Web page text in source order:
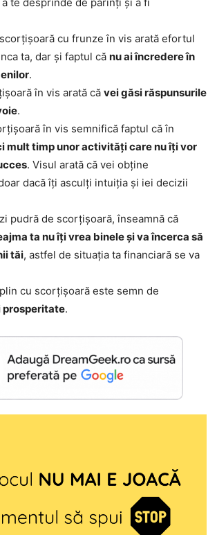
cu frunze în vis arată efortul
ta, dar și faptul că nu ai încredere în
.
în vis arată că vei găsi răspunsurile
.
în vis semnifică faptul că în
mult timp unor activități care nu îți vor
. Visul arată că vei obține
dacă îți asculți intuiția și iei decizii
pudră de scorțișoară, înseamnă că
ta nu îți vrea binele și va încerca să
tăi, astfel de situația ta financiară se va
cu scorțișoară este semn de
prosperitate.